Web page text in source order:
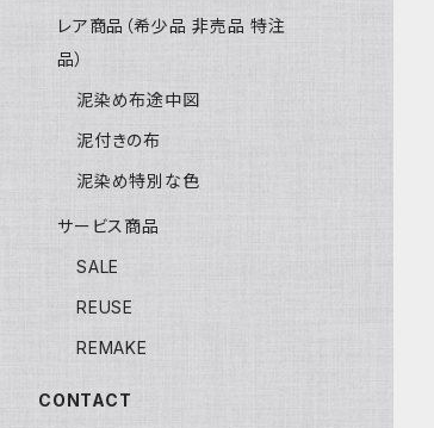
レア商品（希少品 非売品 特注
品）
泥染め布途中図
泥付きの布
泥染め特別な色
サービス商品
SALE
REUSE
REMAKE
CONTACT